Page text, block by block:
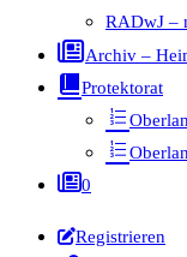
RADwJ –
Archiv –
Protektorat
0
Registrieren